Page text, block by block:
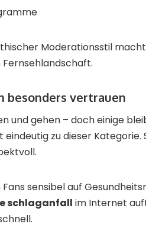
Moderationsstil
besonders vertrauen
und gehen – doch einige
eindeutig zu dieser
sensibel auf
schlaganfall im Internet